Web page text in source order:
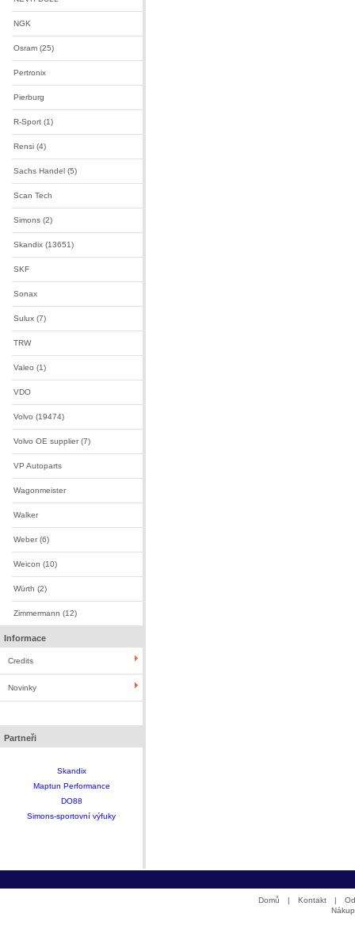
NGK
Osram (25)
Pertronix
Pierburg
R-Sport (1)
Rensi (4)
Sachs Handel (5)
Scan Tech
Simons (2)
Skandix (13651)
SKF
Sonax
Sulux (7)
TRW
Valeo (1)
VDO
Volvo (19474)
Volvo OE supplier (7)
VP Autoparts
Wagonmeister
Walker
Weber (6)
Weicon (10)
Würth (2)
Zimmermann (12)
Informace
Credits
Novinky
Partneři
Skandix
Maptun Performance
DO88
Simons-sportovní výfuky
Domů | Kontakt |